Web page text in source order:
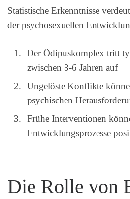
Statistische Erkenntnisse
der psychosexuellen
Der Ödipuskomplex tritt
zwischen 3-6 Jahren auf
Ungelöste Konflikte
psychischen
Frühe Interventionen
Entwicklungsprozesse
Die Rolle von